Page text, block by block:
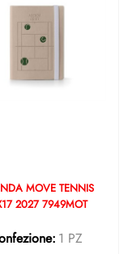
MOVE TENNIS
2027 7949MOT
1 PZ